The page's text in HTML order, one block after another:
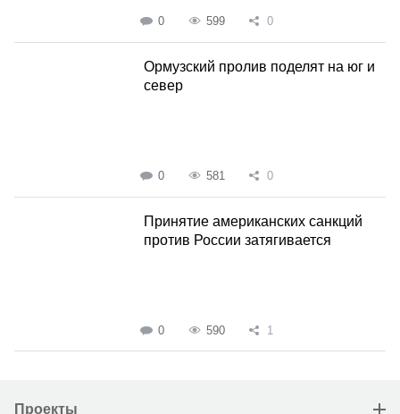
0 599 0
Ормузский пролив поделят на юг и
север
0 581 0
Принятие американских санкций
против России затягивается
0 590 1
Проекты